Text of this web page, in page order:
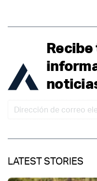
LATEST STORIES